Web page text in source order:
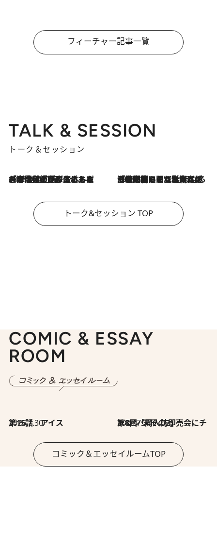
フィーチャー記事一覧
TALK & SESSION
トーク＆セッション
2026.8.3
「今後値上げがあるとすれば…」「リスクがあるのは今年の冬」エネルギー専門家が語る、ホルムズ海峡封鎖が家庭にもたらす“ある心配” 2026.8.3
「住宅建てられない…」「サーチャージ料の高値が続いている」ホルムズ海峡封鎖による影響はいつまで続く？《エネルギー専門家に聞く“どうなる日本の暮らし”》
トーク&セッション TOP
COMIC & ESSAY
ROOM
2026.7.30
第15話 アイス 2026.7.30
第8回「同人誌即売会にチャレンジ その2」
コミック＆エッセイルームTOP